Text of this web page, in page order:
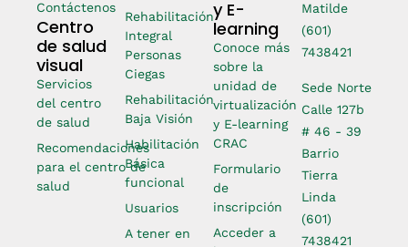
Contáctenos
Centro
de salud
visual
Servicios
del centro
de salud
Recomendaciones
para el centro de
salud
Rehabilitación
Integral
Personas
Ciegas
Rehabilitación
Baja Visión
Habilitación
Básica
funcional
Usuarios
A tener en
y E-
learning
Conoce más
sobre la
unidad de
virtualización
y E-learning
CRAC
Formulario
de
inscripción
Acceder a
Matilde
(601)
7438421
Sede Norte
Calle 127b
# 46 - 39
Barrio
Tierra
Linda
(601)
7438421